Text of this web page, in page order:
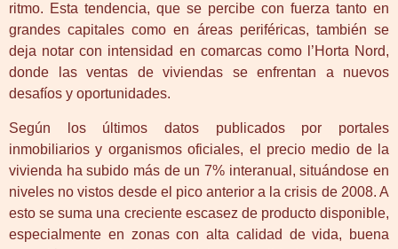
ritmo. Esta tendencia, que se percibe con fuerza tanto en
grandes capitales como en áreas periféricas, también se
deja notar con intensidad en comarcas como l’Horta Nord,
donde las ventas de viviendas se enfrentan a nuevos
desafíos y oportunidades.
Según los últimos datos publicados por portales
inmobiliarios y organismos oficiales, el precio medio de la
vivienda ha subido más de un 7% interanual, situándose en
niveles no vistos desde el pico anterior a la crisis de 2008. A
esto se suma una creciente escasez de producto disponible,
especialmente en zonas con alta calidad de vida, buena